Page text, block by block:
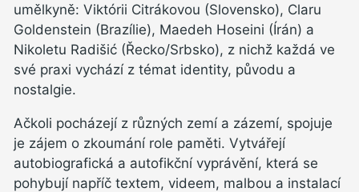
umělkyně: Viktórii Citrákovou (Slovensko), Claru
Goldenstein (Brazílie), Maedeh Hoseini (Írán) a
Nikoletu Radišić (Řecko/Srbsko), z nichž každá ve
své praxi vychází z témat identity, původu a
nostalgie.
Ačkoli pocházejí z různých zemí a zázemí, spojuje
je zájem o zkoumání role paměti. Vytvářejí
autobiografická a autofikční vyprávění, která se
pohybují napříč textem, videem, malbou a instalací